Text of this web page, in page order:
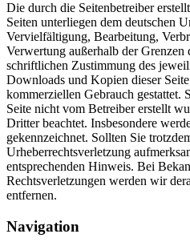
Die durch die Seitenbetreiber
Seiten unterliegen dem deutschen
Vervielfältigung, Bearbeitung,
Verwertung außerhalb der Grenzen
schriftlichen Zustimmung des
Downloads und Kopien dieser
kommerziellen Gebrauch gestattet.
Seite nicht vom Betreiber erstellt
Dritter beachtet. Insbesondere
gekennzeichnet. Sollten Sie
Urheberrechtsverletzung
entsprechenden Hinweis. Bei
Rechtsverletzungen werden wir
entfernen.
Navigation